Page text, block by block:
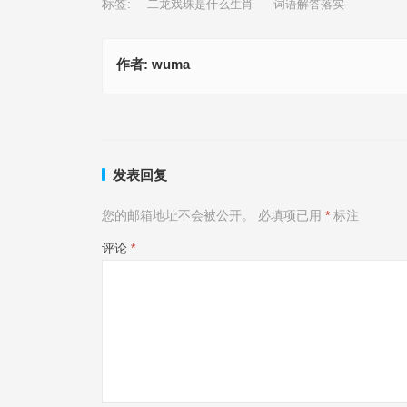
标签: 二龙戏珠是什么生肖 词语解答落实
作者: wuma
发表回复
您的邮箱地址不会被公开。 必填项已用 * 标注
评论 *